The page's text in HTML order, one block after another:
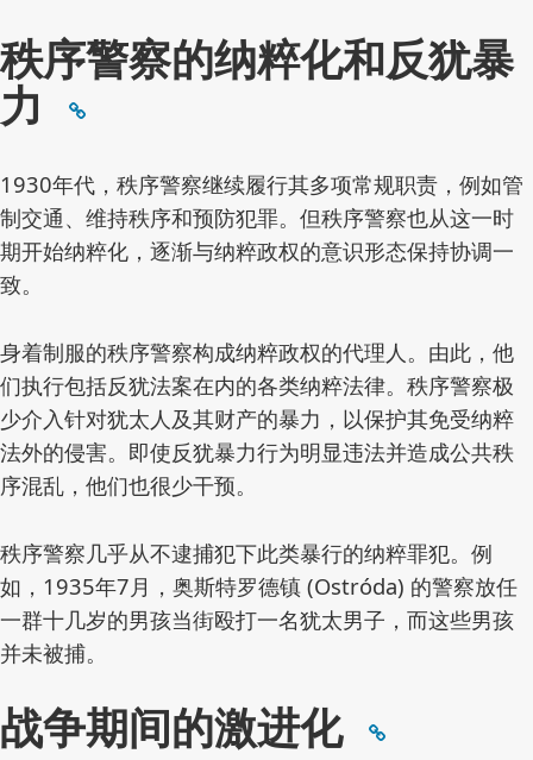
秩序警察的纳粹化和反犹暴
力
1930年代，秩序警察继续履行其多项常规职责，例如管
制交通、维持秩序和预防犯罪。但秩序警察也从这一时
期开始纳粹化，逐渐与纳粹政权的意识形态保持协调一
致。
身着制服的秩序警察构成纳粹政权的代理人。由此，他
们执行包括反犹法案在内的各类纳粹法律。秩序警察极
少介入针对犹太人及其财产的暴力，以保护其免受纳粹
法外的侵害。即使反犹暴力行为明显违法并造成公共秩
序混乱，他们也很少干预。
秩序警察几乎从不逮捕犯下此类暴行的纳粹罪犯。例
如，1935年7月，奥斯特罗德镇 (Ostróda) 的警察放任
一群十几岁的男孩当街殴打一名犹太男子，而这些男孩
并未被捕。
战争期间的激进化